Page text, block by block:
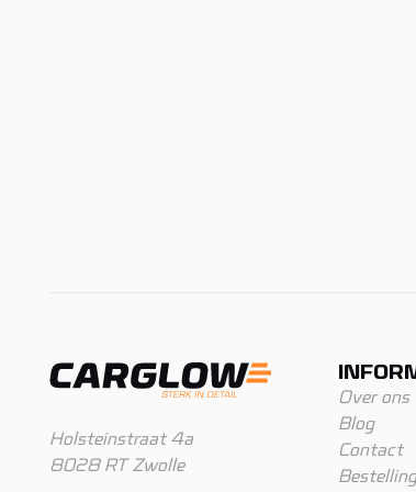
Holsteinstraat 4a
8028 RT Zwolle
Over ons
Blog
Contact